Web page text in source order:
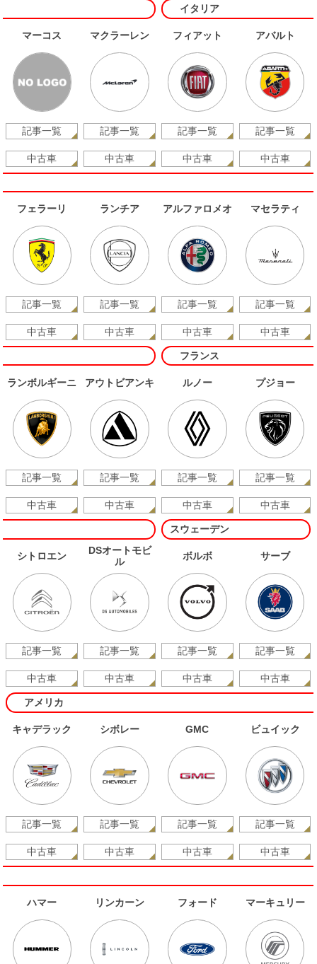
マーコス
記事一覧
中古車
マクラーレン
記事一覧
中古車
イタリア
フィアット
記事一覧
中古車
アバルト
記事一覧
中古車
フェラーリ
記事一覧
中古車
ランチア
記事一覧
中古車
アルファロメオ
記事一覧
中古車
マセラティ
記事一覧
中古車
ランボルギーニ
記事一覧
中古車
アウトビアンキ
記事一覧
中古車
フランス
ルノー
記事一覧
中古車
プジョー
記事一覧
中古車
シトロエン
記事一覧
中古車
DSオートモビ
ル
記事一覧
中古車
スウェーデン
ボルボ
記事一覧
中古車
サーブ
記事一覧
中古車
アメリカ
キャデラック
記事一覧
中古車
シボレー
記事一覧
中古車
GMC
記事一覧
中古車
ビュイック
記事一覧
中古車
ハマー リンカーン フォード マーキュリー